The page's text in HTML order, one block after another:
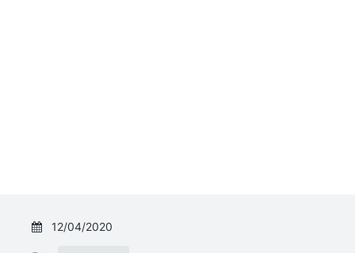
12/04/2020